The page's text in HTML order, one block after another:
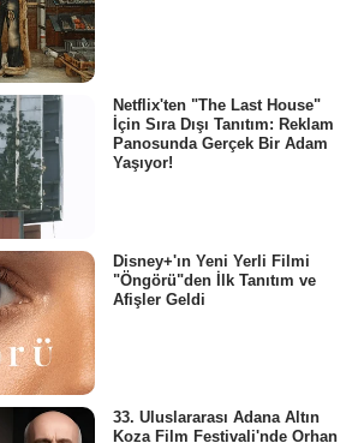
Netflix'ten "The Last House"
İçin Sıra Dışı Tanıtım: Reklam
Panosunda Gerçek Bir Adam
Yaşıyor!
Disney+'ın Yeni Yerli Filmi
"Öngörü"den İlk Tanıtım ve
Afişler Geldi
33. Uluslararası Adana Altın
Koza Film Festivali'nde Orhan